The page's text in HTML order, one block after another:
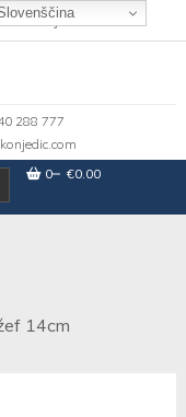
Konjedic
288 777
0 €0.00
14cm